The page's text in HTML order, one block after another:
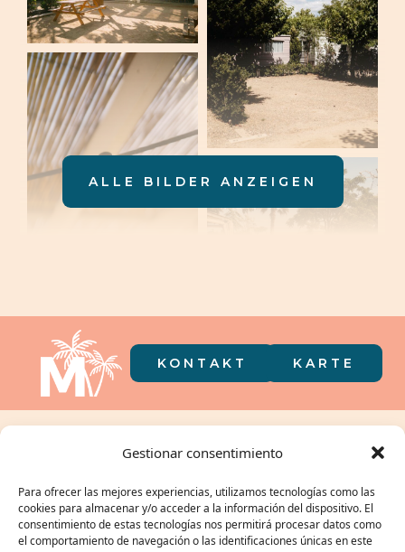
Gestionar consentimiento
Para ofrecer las mejores experiencias, utilizamos tecnologías como las
cookies para almacenar y/o acceder a la información del dispositivo. El
consentimiento de estas tecnologías nos permitirá procesar datos como
el comportamiento de navegación o las identificaciones únicas en este
ALLE BILDER ANZEIGEN
KONTAKT KARTE
Camping in
der Tasche